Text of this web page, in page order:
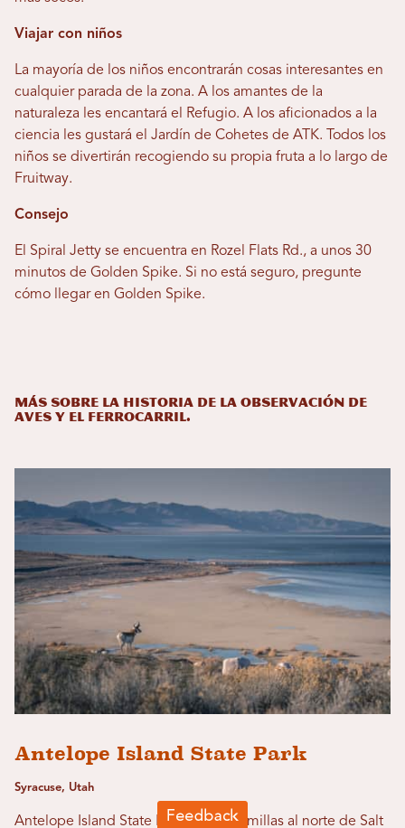
Viajar con niños
La mayoría de los niños encontrarán cosas interesantes en
cualquier parada de la zona. A los amantes de la
naturaleza les encantará el Refugio. A los aficionados a la
ciencia les gustará el Jardín de Cohetes de ATK. Todos los
niños se divertirán recogiendo su propia fruta a lo largo de
Fruitway.
Consejo
El Spiral Jetty se encuentra en Rozel Flats Rd., a unos 30
minutos de Golden Spike. Si no está seguro, pregunte
cómo llegar en Golden Spike.
Más sobre la historia de la observación de
aves y el ferrocarril.
Antelope Island State Park
Syracuse, Utah
Antelope Island State Park está a 40 millas al norte de Salt